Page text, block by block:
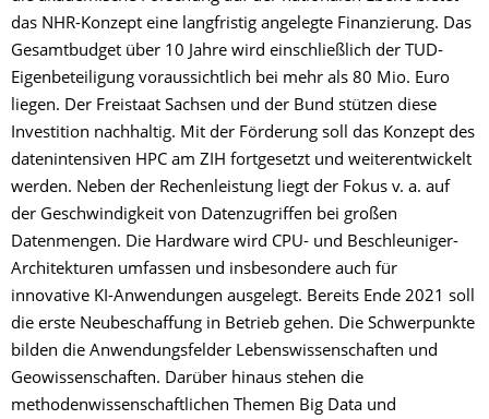
das NHR-Konzept eine langfristig angelegte Finanzierung. Das
Gesamtbudget über 10 Jahre wird einschließlich der TUD-
Eigenbetei­ligung voraussichtlich bei mehr als 80 Mio. Euro
liegen. Der Freistaat Sachsen und der Bund stützen diese
Investition nachhaltig. Mit der Förderung soll das Konzept des
datenintensiven HPC am ZIH fortgesetzt und weiterentwickelt
werden. Neben der Rechenleistung liegt der Fokus v. a. auf
der Geschwindigkeit von Datenzugriffen bei großen
Datenmengen. Die Hardware wird CPU- und Beschleuniger-
Architekturen umfassen und insbesondere auch für
innovative KI-Anwendungen ausgelegt. Bereits Ende 2021 soll
die erste Neubeschaffung in Betrieb gehen. Die Schwerpunkte
bilden die Anwendungsfelder Lebenswissenschaften und
Geowissenschaften. Darüber hinaus stehen die
methodenwissenschaftlichen Themen Big Data und